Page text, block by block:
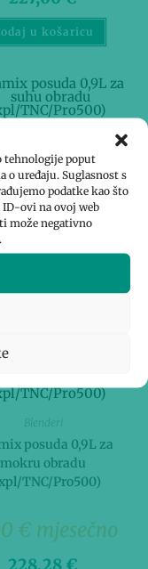
tehnologije poput
uređaju. Suglasnost s
podatke kao što
ovi na ovoj web
može negativno
u košaricu
0,9L za suhu
(Expl/TNC/Pro500)
€ mjesečno
u košaricu
Blenderi
posuda 0,9L za
mokru obradu
TNC/Pro500)
€ mjesečno